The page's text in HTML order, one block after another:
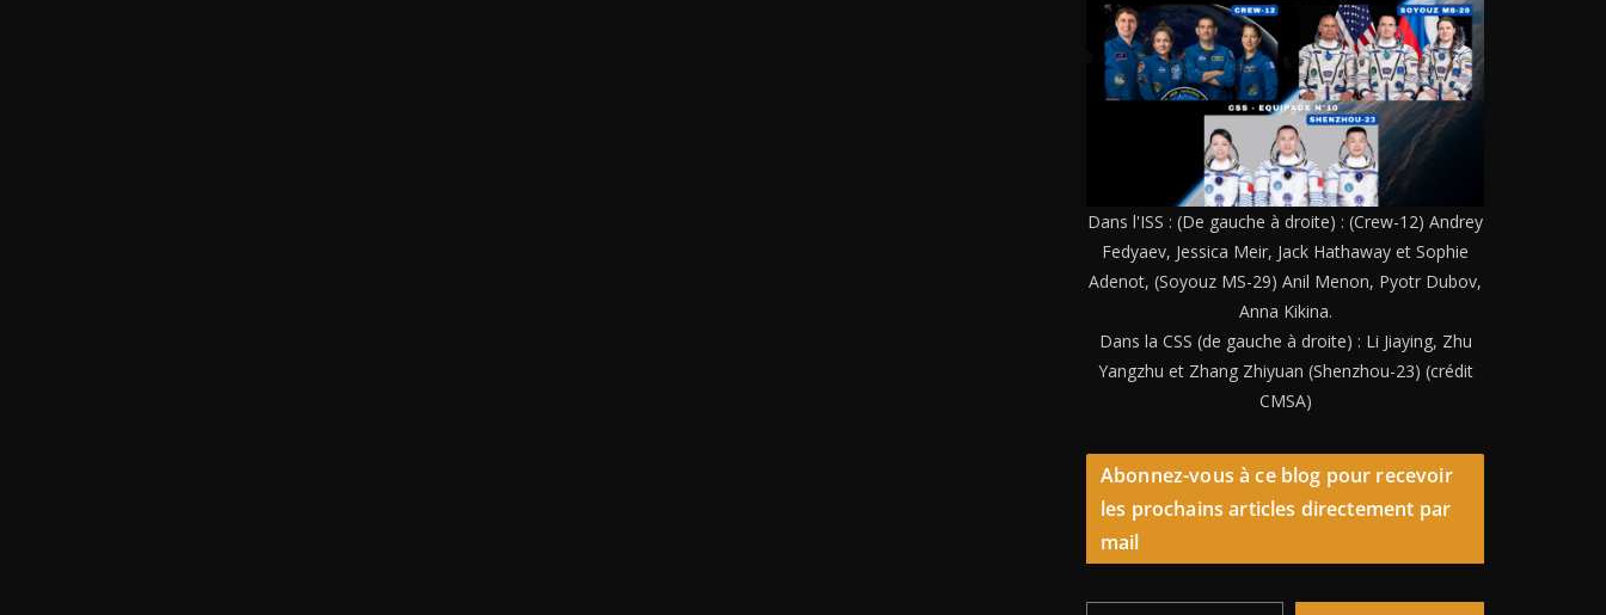
Dans l'ISS : (De gauche à droite) : (Crew-12) Andrey
Fedyaev, Jessica Meir, Jack Hathaway et Sophie
Adenot, (Soyouz MS-29) Anil Menon, Pyotr Dubov,
Anna Kikina.
Dans la CSS (de gauche à droite) : Li Jiaying, Zhu
Yangzhu et Zhang Zhiyuan (Shenzhou-23) (crédit
CMSA)
Abonnez-vous à ce blog pour recevoir
les prochains articles directement par
mail
Saisissez votre adresse e-mail…